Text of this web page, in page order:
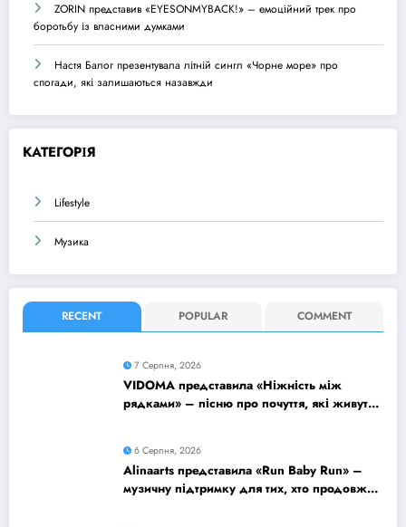
ZORIN представив «EYESONMYBACK!» – емоційний трек про
боротьбу із власними думками
Настя Балог презентувала літній сингл «Чорне море» про
спогади, які залишаються назавжди
КАТЕГОРІЯ
Lifestyle
Музика
RECENT POPULAR COMMENT
7 Серпня, 2026
VIDOMA представила «Ніжність між
рядками» – пісню про почуття, які живуть
6 Серпня, 2026
Alinaarts представила «Run Baby Run» –
музичну підтримку для тих, хто продовжує